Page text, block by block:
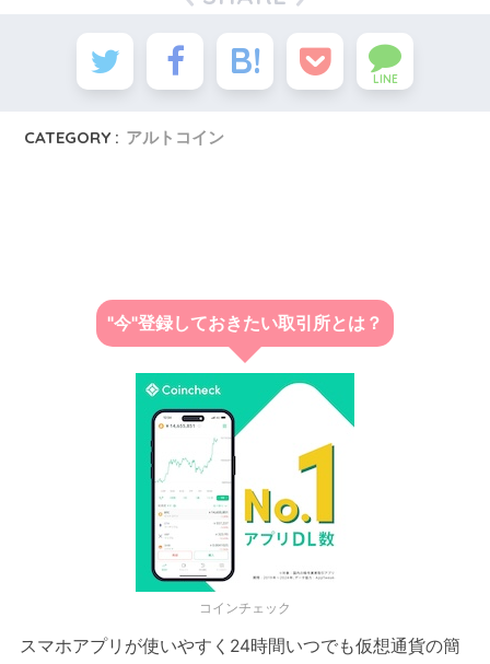
LINE
CATEGORY : アルトコイン
"今"登録しておきたい取引所とは？
コインチェック
スマホアプリが使いやすく24時間いつでも仮想通貨の簡